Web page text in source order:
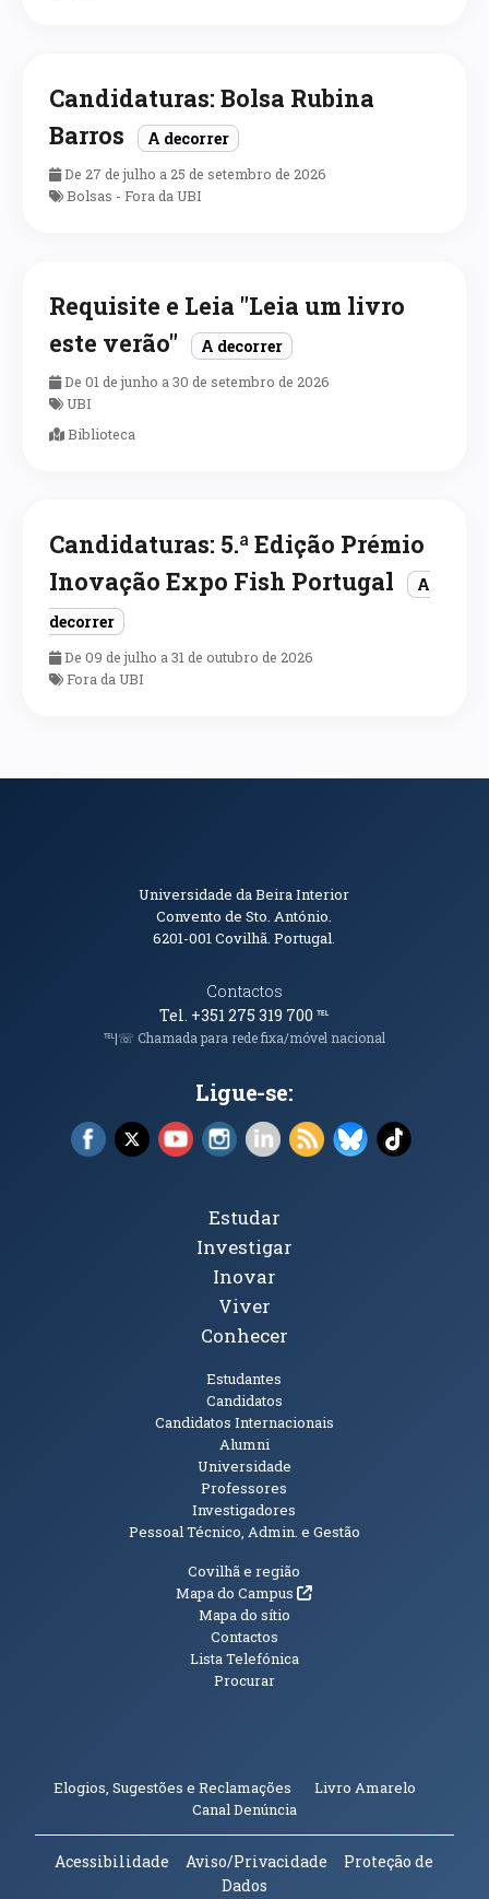
Candidaturas: Bolsa Rubina
Barros
A decorrer
De 27 de julho a 25 de setembro de 2026
Bolsas - Fora da UBI
Requisite e Leia "Leia um livro
este verão"
A decorrer
De 01 de junho a 30 de setembro de 2026
UBI
Biblioteca
Candidaturas: 5.ª Edição Prémio
Inovação Expo Fish Portugal
A
decorrer
De 09 de julho a 31 de outubro de 2026
Fora da UBI
Informações de Contacto
Universidade da Beira Interior
Convento de Sto. António.
6201-001Covilhã. Portugal.
Contactos
Tel. +351 275 319 700℡
℡|☏ Chamada para rede fixa/móvel nacional
Ligue-se:
Facebook (abre em nova janela)
X (abre em nova janela)
YouTube (abre em nova janela)
Instagram (abre em nova janela)
LinkedIn (abre em nova
RSS (abre em nova
Bluesky (abre
TikTok
Tópicos Principais
Estudar
Investigar
Inovar
Viver
Conhecer
Estudantes
Candidatos
Candidatos Internacionais
Alumni
Universidade
Professores
Investigadores
Pessoal Técnico, Admin. e Gestão
Informações Adicionais
Covilhã e região
Mapa do Campus(abre em nova janela)
Mapa do sítio
Contactos
Lista Telefónica
Procurar
Elogios, Sugestões e Reclamações Livro Amarelo
Canal Denúncia(abre em nova janela)
Acessibilidade Aviso/Privacidade
Proteção de
Dados